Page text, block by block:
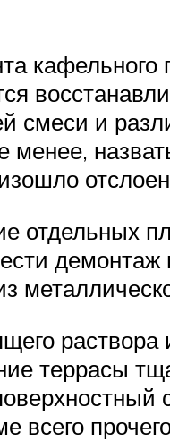
смеси и
отдельных
террасы
всего